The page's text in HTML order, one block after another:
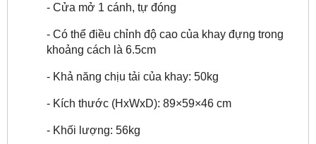
- Cửa mở 1 cánh, tự đóng
- Có thể điều chỉnh độ cao của khay đựng trong
khoảng cách là 6.5cm
- Khả năng chịu tải của khay: 50kg
- Kích thước (HxWxD): 89×59×46 cm
- Khối lượng: 56kg